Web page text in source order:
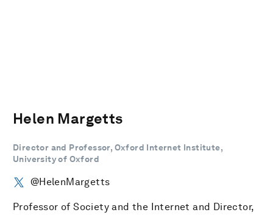
Helen Margetts
Director and Professor, Oxford Internet Institute,
University of Oxford
@HelenMargetts
Professor of Society and the Internet and Director,